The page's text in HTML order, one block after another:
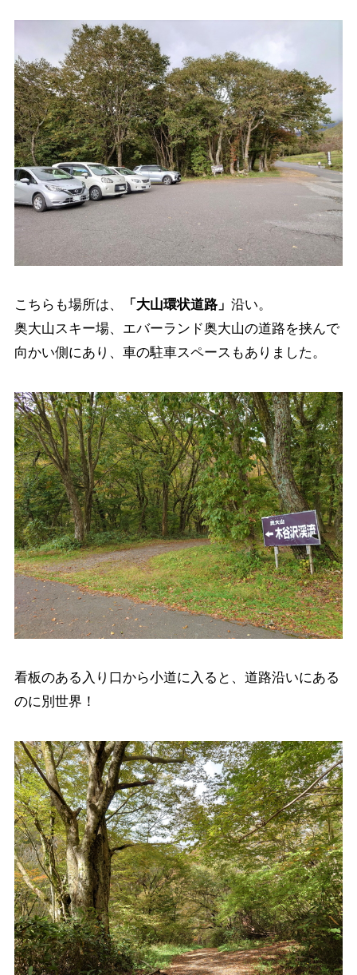
こちらも場所は、 「大山環状道路」 沿い。
奥大山スキー場、エバーランド奥大山の道路を挟んで
向かい側にあり、車の駐車スペースもありました。
看板のある入り口から小道に入ると、道路沿いにある
のに別世界！